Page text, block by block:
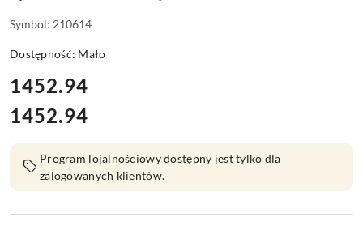
Symbol: 210614
Dostępność: Mało
cena:
1452.94
Cena:
1452.94
Program lojalnościowy dostępny jest tylko dla
zalogowanych klientów.